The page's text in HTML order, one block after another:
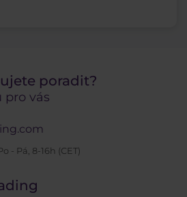
poradit?
pro vás
- Pá, 8-16h (CET)